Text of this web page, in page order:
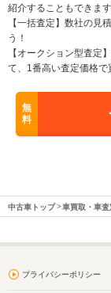
紹介することもできます
【一括査定】数社の見
う！
【オークション型査定
て、1番高い査定価格で
無
料
中古車トップ 車買取・車
プライバシーポリシー